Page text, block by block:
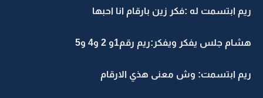
ريم ابتسمت له :فكر زين بارقام انا احبها
هشام جلس يفكر ويفكر:ريم رقم1و 2 و4 و5
ريم ابتسمت: وش معنى هذي الارقام